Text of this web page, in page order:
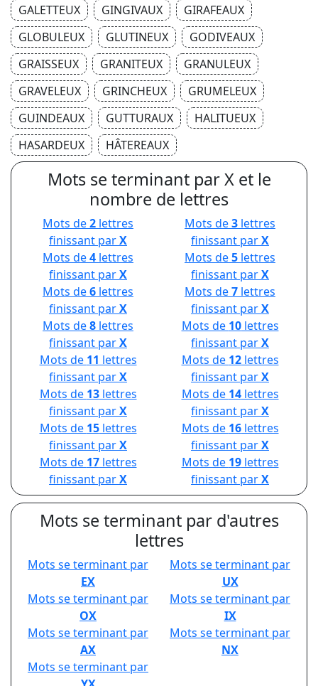
GALETTEUX
GINGIVAUX
GIRAFEAUX
GLOBULEUX
GLUTINEUX
GODIVEAUX
GRAISSEUX
GRANITEUX
GRANULEUX
GRAVELEUX
GRINCHEUX
GRUMELEUX
GUINDEAUX
GUTTURAUX
HALITUEUX
HASARDEUX
HÂTEREAUX
Mots se terminant par X et le
nombre de lettres
Mots de2 lettres
finissant parX
Mots de3 lettres
finissant parX
Mots de4 lettres
finissant parX
Mots de5 lettres
finissant parX
Mots de6 lettres
finissant parX
Mots de7 lettres
finissant parX
Mots de8 lettres
finissant parX
Mots de 10lettres
finissant parX
Mots de 11 lettres
finissant parX
Mots de 12lettres
finissant parX
Mots de 13lettres
finissant parX
Mots de 14lettres
finissant parX
Mots de 15lettres
finissant parX
Mots de 16lettres
finissant parX
Mots de 17lettres
finissant parX
Mots de 19lettres
finissant parX
Mots se terminant par d'autres
lettres
Mots se terminant par
EX
Mots se terminant par
UX
Mots se terminant par
OX
Mots se terminant par
IX
Mots se terminant par
AX
Mots se terminant par
NX
Mots se terminant par